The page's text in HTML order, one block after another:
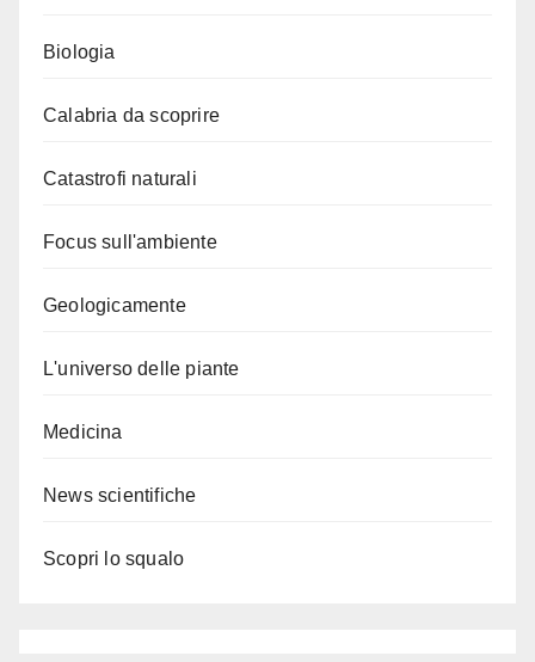
Biologia
Calabria da scoprire
Catastrofi naturali
Focus sull'ambiente
Geologicamente
L'universo delle piante
Medicina
News scientifiche
Scopri lo squalo